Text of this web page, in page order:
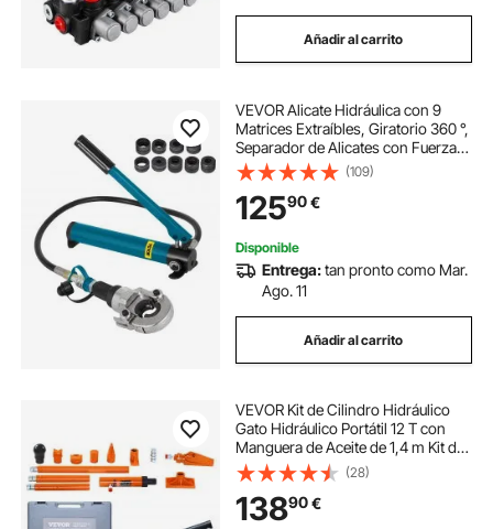
Añadir al carrito
VEVOR Alicate Hidráulica con 9
Matrices Extraíbles, Giratorio 360 °,
Separador de Alicates con Fuerza
de Presión 6 T, Crimpadora
Hidráulica Apta para Racores en
Forma de V/TH de 12-28 mm / 16-
32 mm
(109)
12590€
Disponible
Entrega:tan pronto como Mar.
Ago. 11
Añadir al carrito
VEVOR Kit de Cilindro Hidráulico
Gato Hidráulico Portátil 12 T con
Manguera de Aceite de 1,4 m Kit de
Reparación de Marco de Carrocería
para Reparación de Automóviles,
Camiones, Granja, Naranja
(28)
13890€